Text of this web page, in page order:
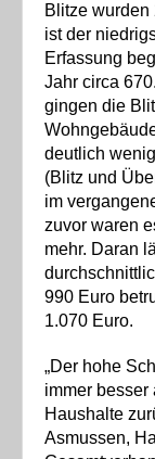
Blitze
ist der
Erfassung
Jahr circa
gingen die
deutlich
(Blitz und
im
zuvor waren
mehr. Daran
990 Euro
1.070 Euro.
„Der hohe
immer besser
Haushalte
Asmussen,